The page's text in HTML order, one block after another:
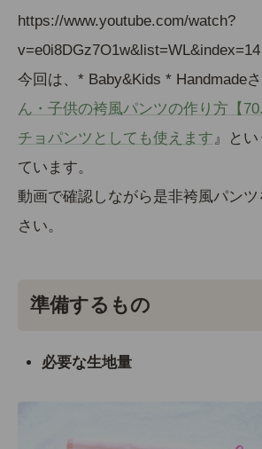
https://www.youtube.com/watch?
v=e0i8DGz7O1w&list=WL&index=14
今回は、* Baby&Kids * Handmade
ん・子供の袴風パンツの作り方【
チョパンツとしても使えます 』と
ています。
動画で確認しながら是非袴風パン
さい。
準備するもの
必要な生地量